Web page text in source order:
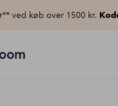
ved køb over 1500 kr.